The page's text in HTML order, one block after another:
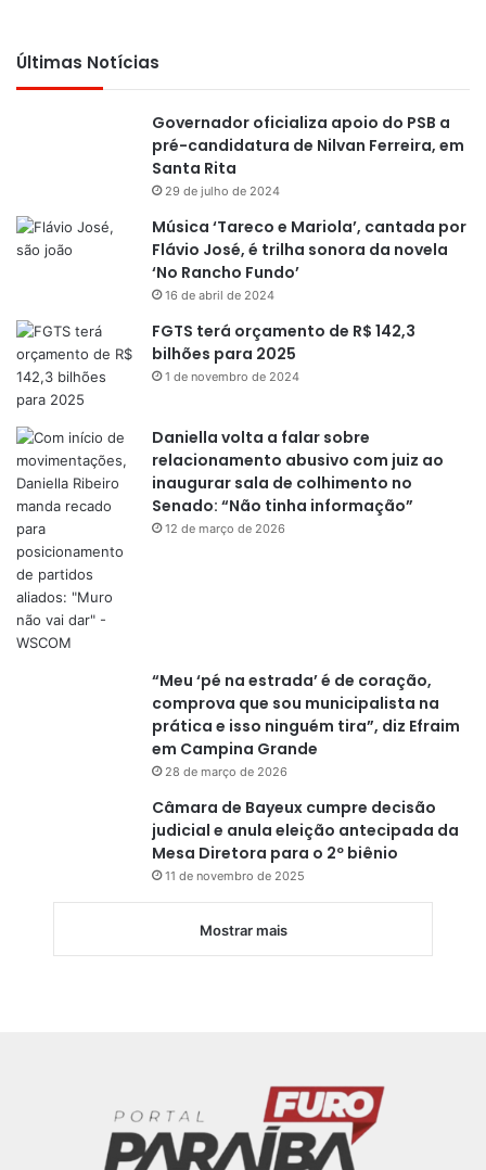
Últimas Notícias
Governador oficializa apoio do PSB a
pré-candidatura de Nilvan Ferreira, em
Santa Rita
29 de julho de 2024
Música ‘Tareco e Mariola’, cantada por
Flávio José, é trilha sonora da novela
‘No Rancho Fundo’
16 de abril de 2024
FGTS terá orçamento de R$ 142,3
bilhões para 2025
1 de novembro de 2024
Daniella volta a falar sobre
relacionamento abusivo com juiz ao
inaugurar sala de colhimento no
Senado: “Não tinha informação”
12 de março de 2026
“Meu ‘pé na estrada’ é de coração,
comprova que sou municipalista na
prática e isso ninguém tira”, diz Efraim
em Campina Grande
28 de março de 2026
Câmara de Bayeux cumpre decisão
judicial e anula eleição antecipada da
Mesa Diretora para o 2º biênio
11 de novembro de 2025
Mostrar mais